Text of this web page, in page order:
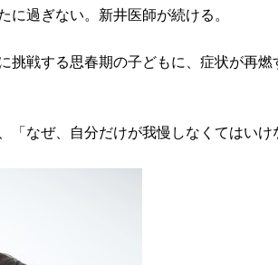
過ぎない。新井医師が続ける。
挑戦する思春期の子どもに、症状が再
なぜ、自分だけが我慢しなくてはい